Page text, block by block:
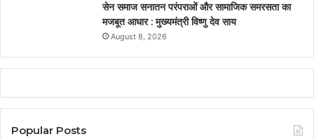
सेन समाज सनातन परंपराओं और सामाजिक समरसता का
मजबूत आधार : मुख्यमंत्री विष्णु देव साय
August 8, 2026
Popular Posts